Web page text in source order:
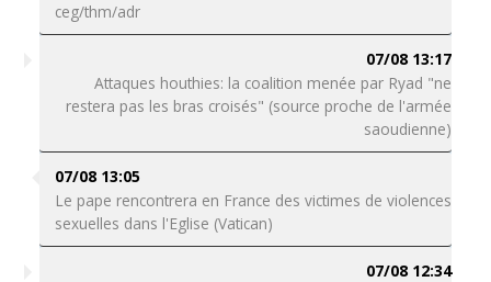
ceg/thm/adr
07/08 13:17
Attaques houthies: la coalition menée par Ryad "ne
restera pas les bras croisés" (source proche de l'armée
saoudienne)
07/08 13:05
Le pape rencontrera en France des victimes de violences
sexuelles dans l'Eglise (Vatican)
07/08 12:34